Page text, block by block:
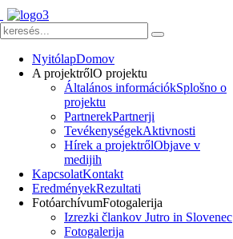
NyitólapDomov
A projektrőlO projektu
Általános információkSplošno o
projektu
PartnerekPartnerji
TevékenységekAktivnosti
Hírek a projektrőlObjave v
medijih
KapcsolatKontakt
EredményekRezultati
FotóarchívumFotogalerija
Izrezki člankov Jutro in Slovenec
Fotogalerija